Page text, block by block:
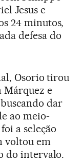
Jesus e
24 minutos,
defesa do
Osorio tirou
Márquez e
dar
ao meio-
a seleção
voltou em
do intervalo.